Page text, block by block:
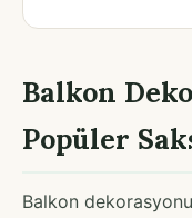
Balkon
Popüler
Balkon